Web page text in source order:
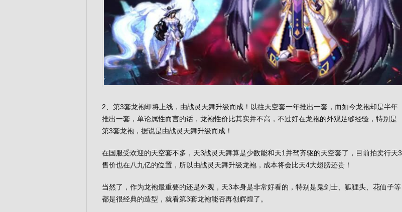
2、第3套龙袍即将上线，由战灵天舞升级而成！以往天空套一年推出一套，而如今龙袍却是半年
推出一套，单论属性而言的话，龙袍性价比其实并不高，不过好在龙袍的外观足够经验，特别是
第3套龙袍，据说是由战灵天舞升级而成！
在国服受欢迎的天空套不多，天3战灵天舞算是少数能和天1并驾齐驱的天空套了，目前拍卖行天3
售价也在八九亿的位置，所以由战灵天舞升级龙袍，成本将会比天4大翅膀还贵！
当然了，作为龙袍最重要的还是外观，天3本身是非常好看的，特别是鬼剑士、狐狸头、花仙子等
都是很经典的造型，就看第3套龙袍能否再创辉煌了。